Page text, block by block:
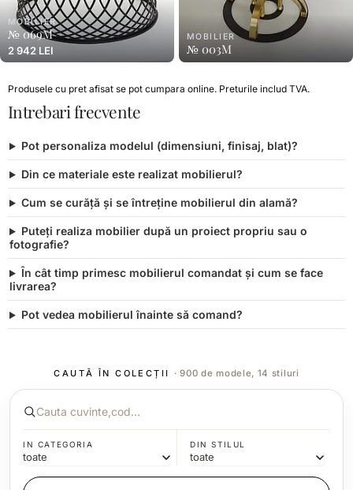
MOBILIER
№ 069M
2 942 LEI
MOBILIER
№ 003M
Produsele cu pret afisat se pot cumpara online. Preturile includ TVA.
Intrebari frecvente
Pot personaliza modelul (dimensiuni, finisaj, blat)?
Din ce materiale este realizat mobilierul?
Cum se curăță și se întreține mobilierul din alamă?
Puteți realiza mobilier după un proiect propriu sau o
fotografie?
În cât timp primesc mobilierul comandat și cum se face
livrarea?
Pot vedea mobilierul înainte să comand?
CAUTĂ ÎN COLECȚII · 900 de modele, 14 stiluri
IN CATEGORIA DIN STILUL